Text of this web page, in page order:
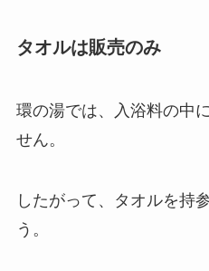
タオルは販売のみ
環の湯では、入浴料の中
せん。
したがって、タオルを持
う。